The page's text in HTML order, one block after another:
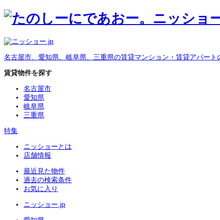
名古屋市、愛知県、岐阜県、三重県の賃貸マンション・賃貸アパート
賃貸物件を探す
名古屋市
愛知県
岐阜県
三重県
特集
ニッショーとは
店舗情報
最近見た物件
過去の検索条件
お気に入り
ニッショー.jp